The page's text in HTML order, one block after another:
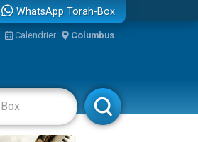
WhatsApp Torah-Box
Calendrier Columbus
Rabbanim